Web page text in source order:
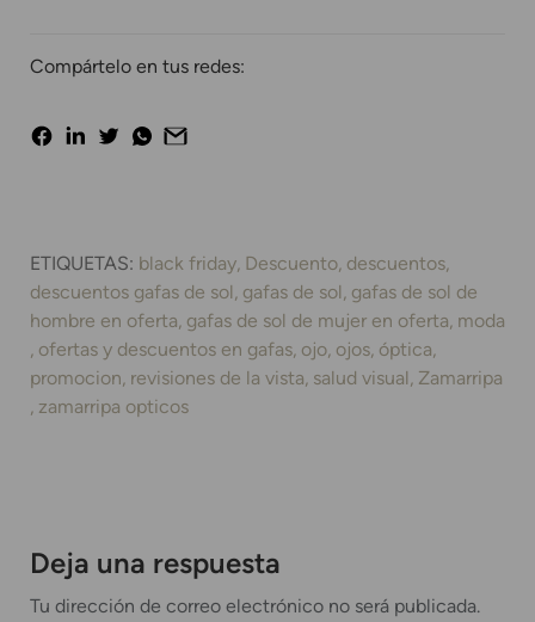
Compártelo en tus redes:
ETIQUETAS: black friday Descuento descuentos
descuentos gafas de sol gafas de sol gafas de sol de
hombre en oferta gafas de sol de mujer en oferta moda
ofertas y descuentos en gafas ojo ojos óptica
promocion revisiones de la vista salud visual Zamarripa
zamarripa opticos
Deja una respuesta
Tu dirección de correo electrónico no será publicada.